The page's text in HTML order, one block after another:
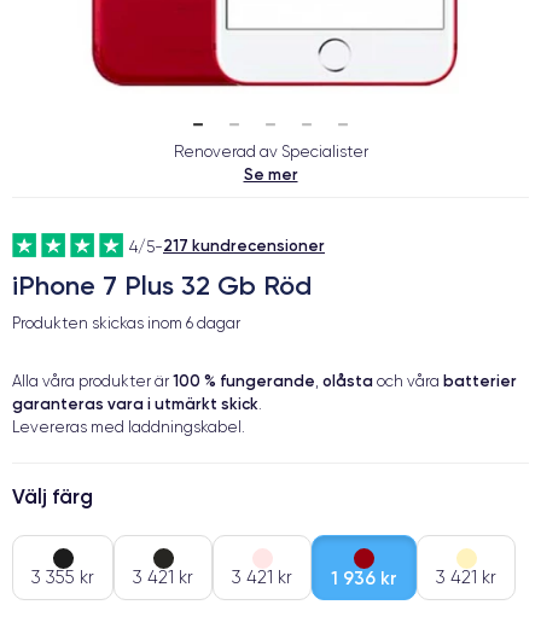
Renoverad av Specialister
Se mer
4/5-217 kundrecensioner
iPhone 7 Plus 32 Gb Röd
Produkten skickas inom 6 dagar
Alla våra produkter är 100 % fungerande, olåsta och våra batterier
garanteras vara i utmärkt skick.
Levereras med laddningskabel.
Välj färg
3 355 kr 3 421 kr 3 421 kr 1 936 kr 3 421 kr